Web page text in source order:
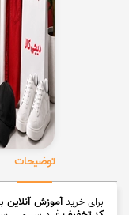
توضیحات
برای خریدآموزش آنلاین